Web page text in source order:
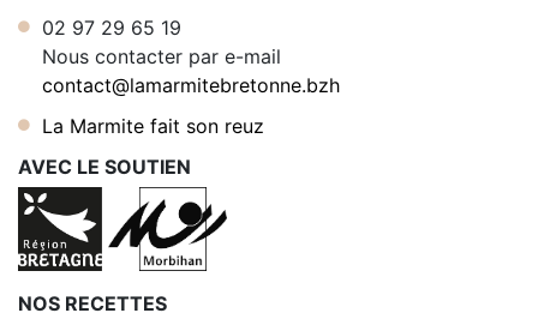
02 97 29 65 19
Nous contacter par e-mail
contact@lamarmitebretonne.bzh
La Marmite fait son reuz
AVEC LE SOUTIEN
NOS RECETTES